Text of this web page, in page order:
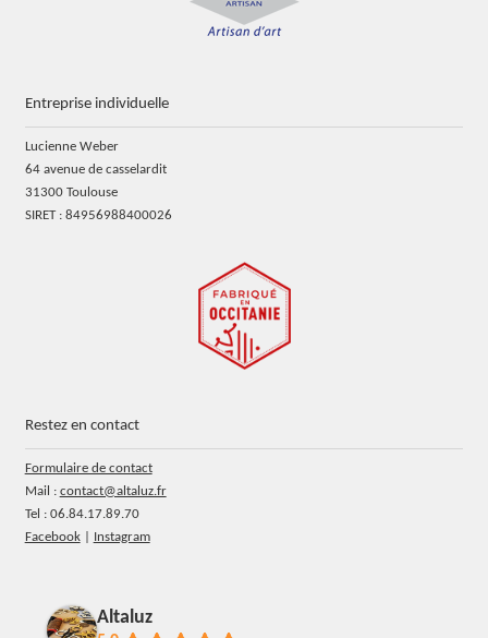
Entreprise individuelle
Lucienne Weber
64 avenue de casselardit
31300 Toulouse
SIRET : 84956988400026
Restez en contact
Formulaire de contact
Mail : contact@altaluz.fr
Tel : 06.84.17.89.70
Facebook| Instagram
Altaluz